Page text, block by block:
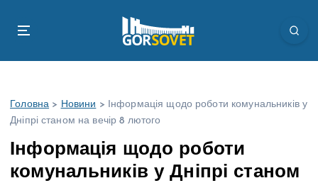
Головна > Новини >
Інформація щодо роботи комунальників у
Дніпрі станом на вечір 8 лютого
Інформація щодо роботи
комунальників у Дніпрі станом